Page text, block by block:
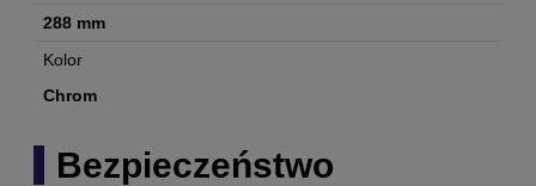
288 mm
Kolor
Chrom
Bezpieczeństwo